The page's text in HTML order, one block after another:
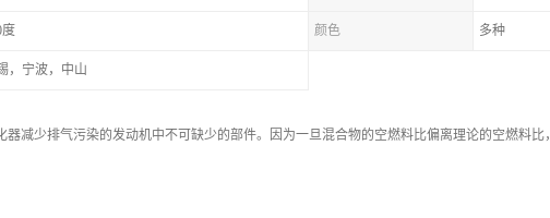
度 颜色 多种
，宁波，中山
器减少排气污染的发动机中不可缺少的部件。因为一旦混合物的空燃料比偏离理论的空燃料